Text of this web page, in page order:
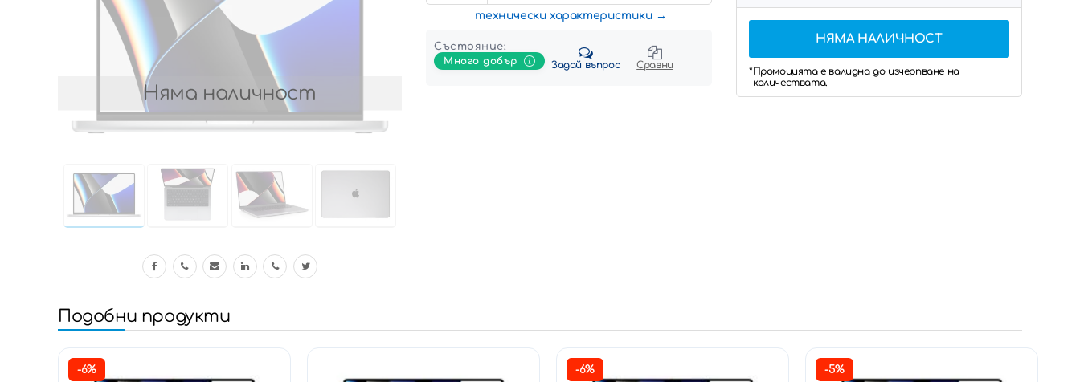
Няма наличност
технически характеристики
Състояние:
Много добър
Задай въпрос Сравни
НЯМА НАЛИЧНОСТ
*Промоцията е валидна до изчерпване на
количествата.
Подобни продукти
-6% -6% -5%